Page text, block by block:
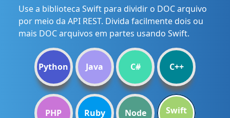
Use a biblioteca Swift para dividir o DOC arquivo
por meio da API REST. Divida facilmente dois ou
mais DOC arquivos em partes usando Swift.
Python Java C# C++
PHP Ruby Node Swift